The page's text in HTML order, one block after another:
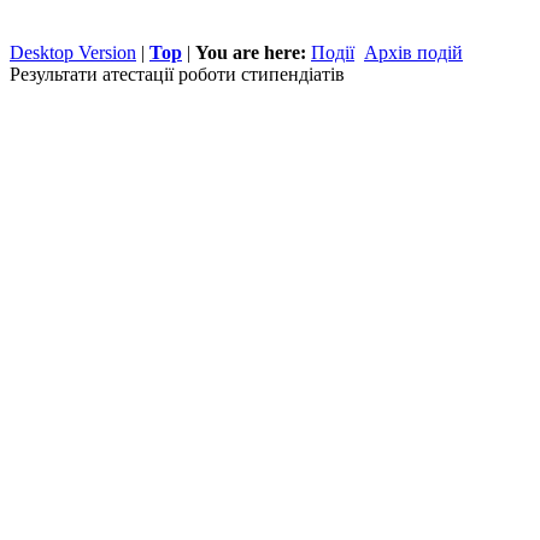
Desktop Version | Top | You are here: Події Архів подій
Результати атестації роботи стипендіатів